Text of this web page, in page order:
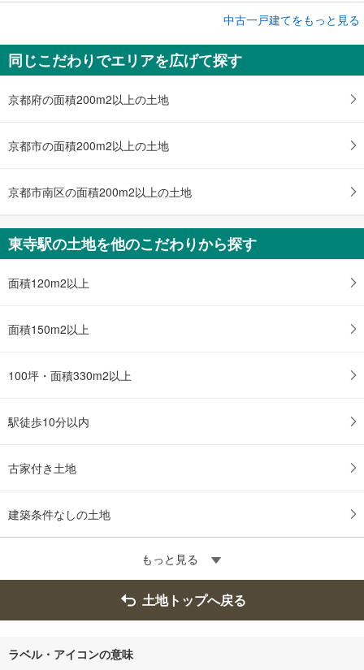
京都市南区西九条東比永城町
9,000万円
3LDK
土地面積 67.6m
近鉄京都線 「東寺」駅 徒歩3分
中古一戸建てをもっと見る
同じこだわりでエリアを広げて探す
京都府の面積200m2以上の土地
京都市の面積200m2以上の土地
京都市南区の面積200m2以上の土地
東寺駅の土地を他のこだわりから探す
面積120m2以上
面積150m2以上
100坪・面積330m2以上
駅徒歩10分以内
古家付き土地
建築条件なしの土地
もっと見る
土地トップへ戻る
ラベル・アイコンの意味